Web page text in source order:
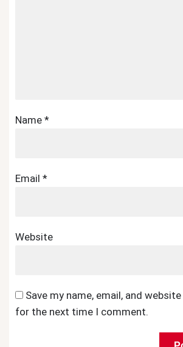
Name *
Email *
Website
Save my name, email, and
for the next time I comment.